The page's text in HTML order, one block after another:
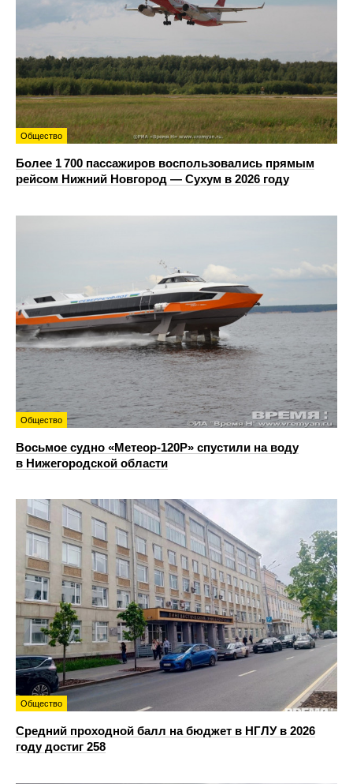
Общество
Более 1 700 пассажиров воспользовались прямым
рейсом Нижний Новгород — Сухум в 2026 году
Общество
Восьмое судно «Метеор-120Р» спустили на воду
в Нижегородской области
Общество
Средний проходной балл на бюджет в НГЛУ в 2026
году достиг 258